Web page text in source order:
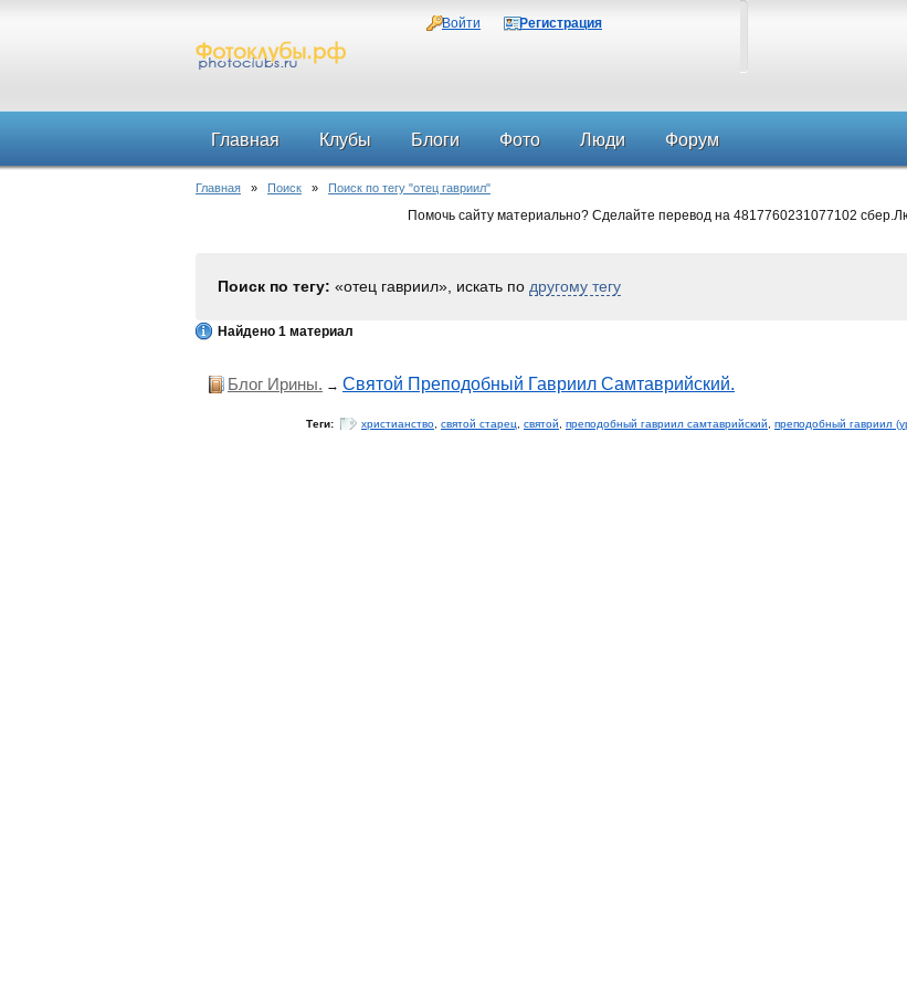
Войти Регистрация
Главная Клубы Блоги Фото Люди Форум
Главная » Поиск » Поиск по тегу "отец гавриил"
Помочь сайту материально? Сделайте перевод на 4817760231077102
Поиск по тегу: «отец гавриил», искать по другому тегу
Найдено 1 материал
Блог Ирины. → Святой Преподобный Гавриил Самтаврийский.
Теги: христианство святой старец святой преподобный гавриил самтаврийский преподобный гавриил